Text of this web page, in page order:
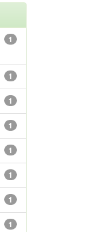
1
1
1
1
1
1
1
1